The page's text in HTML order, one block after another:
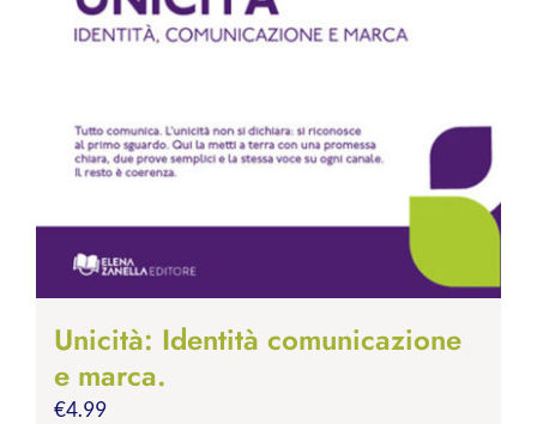
Unicità: Identità comunicazione
e marca.
€4.99